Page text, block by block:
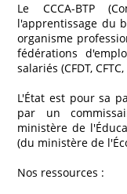
Le CCCA-BTP
l'apprentissage du
organisme
fédérations
salariés (CFDT, CFTC,
L'État est pour sa
par un
ministère de
(du ministère de
Nos ressources :